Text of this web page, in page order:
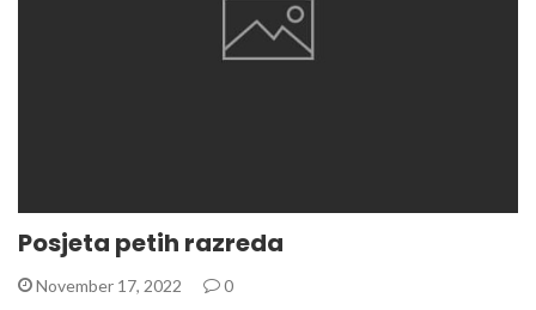
Posjeta petih razreda
November 17, 2022 0